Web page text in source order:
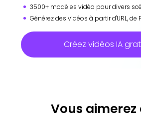
3500+ modèles vidéo pour divers
Générez des vidéos à partir d'URL, de
Créez vidéos IA
Vous aimerez